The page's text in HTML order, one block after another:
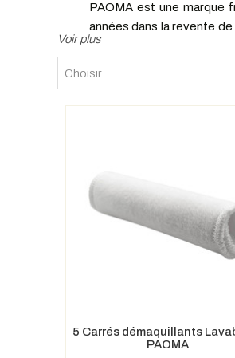
PAOMA est une marque
années dans la revente
actuels ; c'est en 2021
rechargeables, à la mise
labélisation COSMÉBIO.
Le nom PAOMA
rondeur et la douceur,
Des soins
Tous les cosmétiques
proviennent de
Les ingrédients sont
innovants aux propriétés
Le Cynorrhodon, fruit de
Choisir
5 Carrés démaquillants
PAOMA